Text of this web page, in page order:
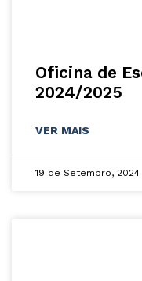
Oficina de
2024/2025
VER MAIS
19 de Setembro, 2024